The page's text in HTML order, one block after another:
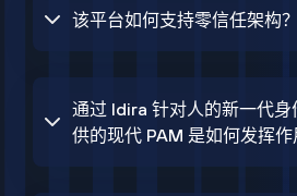
该平台如何支持零信任架构？
通过 Idira 针对人的新一代身
供的现代 PAM 是如何发挥作